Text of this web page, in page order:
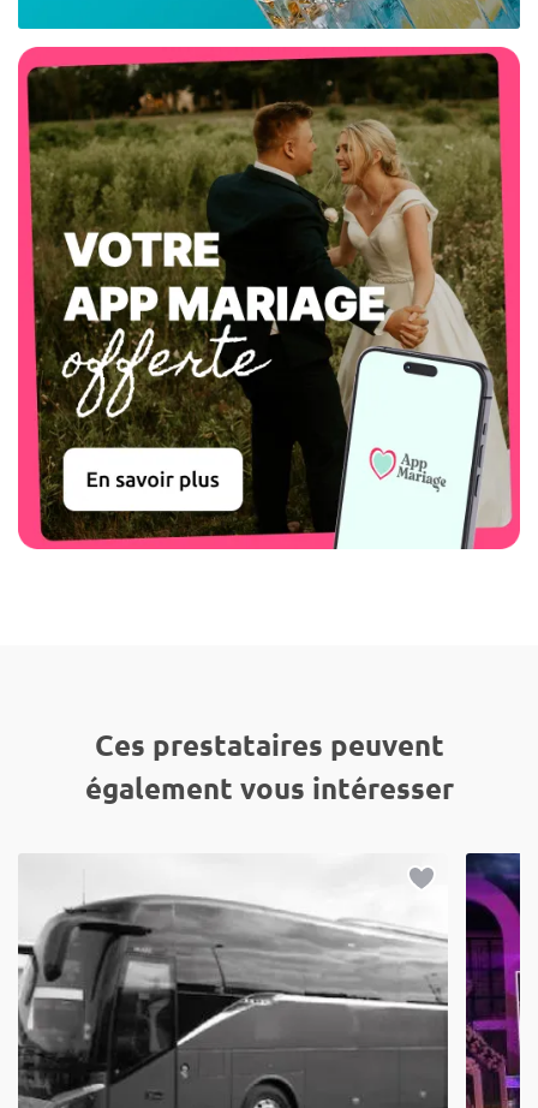
Ces prestataires peuvent
également vous intéresser